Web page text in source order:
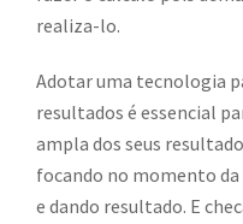
realiza-lo.
Adotar uma tecnologia
resultados é essencial
ampla dos seus
focando no momento
e dando resultado. E